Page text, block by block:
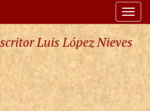
Luis López Nieves